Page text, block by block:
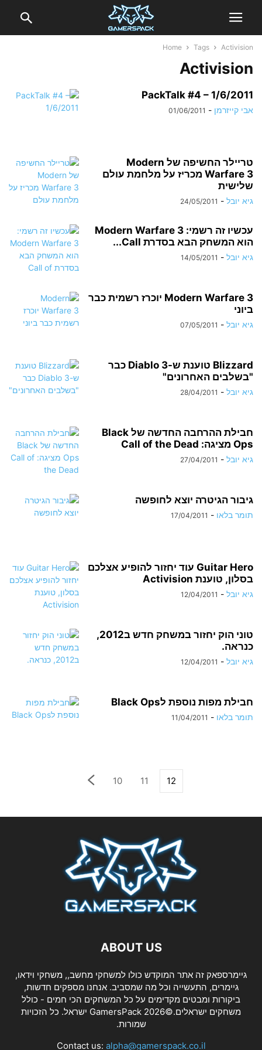
Home Tags Activision
Activision
PackTalk #4 – 1/6/2011
אבי קייזרמן -
01/06/2011
טריילר החשיפה של Modern
Warfare 3 מכריז על מלחמת עולם
שלישית
גיא יובל -
24/05/2011
עכשיו זה רשמי: Modern Warfare 3
הוא המשחק הבא בסדרת Call...
גיא יובל -
14/05/2011
Modern Warfare 3 יוכרז רשמית כבר
ביוני
גיא יובל -
07/05/2011
Blizzard טוענת ש-Diablo 3 כבר
"בשלבים האחרונים"
גיא יובל -
28/04/2011
חבילת ההרחבה החדשה של Black
Ops מציגה: Call of the Dead
גיא יובל -
27/04/2011
גיבור הגיטרה יוצא לחופשה
תומר בלאו -
17/04/2011
Guitar Hero עוד יחזור להופיע אצלכם
בסלון, טוענת Activision
גיא יובל -
12/04/2011
טוני הוק יחזור במשחק חדש ב2012,
כנראה.
גיא יובל -
12/04/2011
חבילת מפות נוספת לBlack Ops
תומר בלאו -
11/04/2011
10 11 12
ABOUT US
גיימרספאק זה אתר המוקדש כולו למשחקי מחשב,, משחקי וידאו,
גיימרים, התעשייה וכל מה שמסביב. אנחנו מספקים חדשות,
ביקורות ומבטים מקדימים על כל המשחקים הכי חמים - כולל
משחקים ישראלים.©2026 GamersPack ישראל. כל הזכויות
שמורות.
Contact us: alpha@gamerspack.co.il